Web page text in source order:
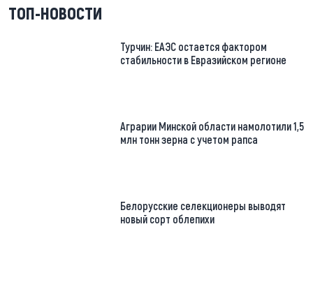
ТОП-НОВОСТИ
Турчин: ЕАЭС остается фактором
стабильности в Евразийском регионе
Аграрии Минской области намолотили 1,5
млн тонн зерна с учетом рапса
Белорусские селекционеры выводят
новый сорт облепихи